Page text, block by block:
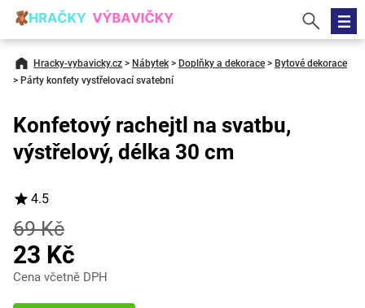
Hracky-vybavicky.cz > Nábytek > Doplňky a dekorace > Bytové dekorace
> Párty konfety vystřelovací svatební
Konfetový rachejtl na svatbu,
výstřelový, délka 30 cm
4.5
69 Kč
23 Kč
Cena včetně DPH